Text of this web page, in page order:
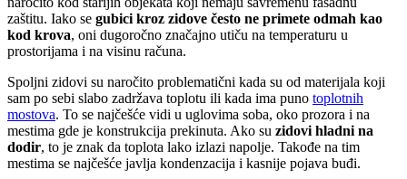
zaštitu. Iako se gubici kroz zidove često ne primete odmah kao
kod krova, oni dugoročno značajno utiču na temperaturu u
prostorijama i na visinu računa.
Spoljni zidovi su naročito problematični kada su od materijala koji
sam po sebi slabo zadržava toplotu ili kada ima puno toplotnih
mostova. To se najčešće vidi u uglovima soba, oko prozora i na
mestima gde je konstrukcija prekinuta. Ako su zidovi hladni na
dodir, to je znak da toplota lako izlazi napolje. Takođe na tim
mestima se najčešće javlja kondenzacija i kasnije pojava buđi.